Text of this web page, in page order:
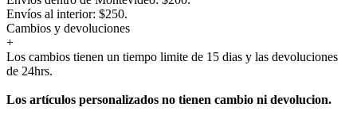
Envíos al interior: $250.
Cambios y devoluciones
+
Los cambios tienen un tiempo limite de 15 dias y las devoluciones
de 24hrs.
Los artículos personalizados no tienen cambio ni devolucion.